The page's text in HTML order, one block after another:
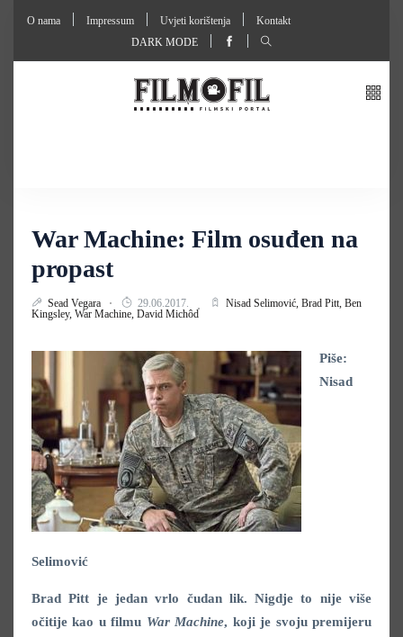
O nama Impressum Uvjeti korištenja
Kontakt
DARK MODE
War Machine: Film osuđen na
propast
Sead Vegara 29.06.2017. Nisad Selimović, Brad Pitt, Ben
Kingsley, War Machine, David Michôd
Piše:
Nisad
Selimović
Brad Pitt je jedan vrlo čudan lik. Nigdje to nije više
očitije kao u filmu War Machine, koji je svoju premijeru